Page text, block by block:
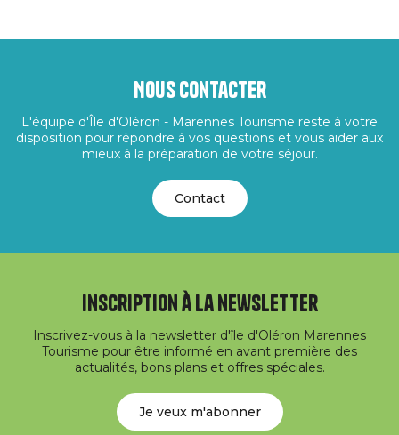
Nous contacter
L'équipe d'Île d'Oléron - Marennes Tourisme reste à votre
disposition pour répondre à vos questions et vous aider aux
mieux à la préparation de votre séjour.
Contact
Inscription à la newsletter
Inscrivez-vous à la newsletter d'île d'Oléron Marennes
Tourisme pour être informé en avant première des
actualités, bons plans et offres spéciales.
Je veux m'abonner